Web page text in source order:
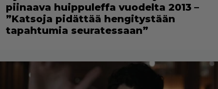
piinaava huippuleffa vuodelta 2013 –
”Katsoja pidättää hengitystään
tapahtumia seuratessaan”